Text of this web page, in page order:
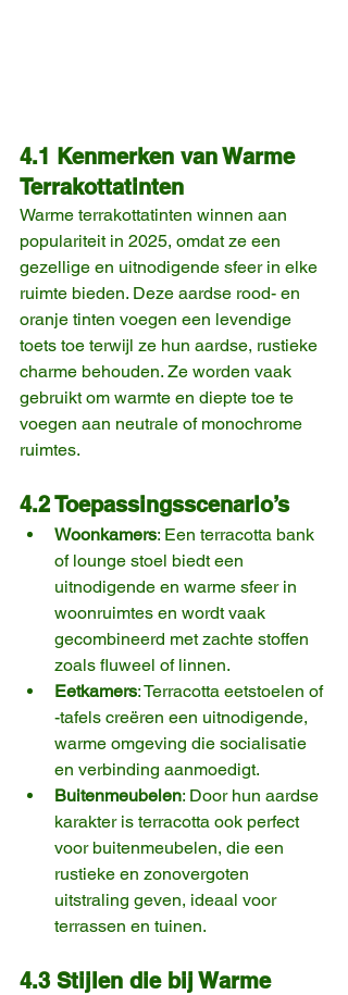
4.1 Kenmerken van Warme
Terrakottatinten
Warme terrakottatinten winnen aan
populariteit in 2025, omdat ze een
gezellige en uitnodigende sfeer in elke
ruimte bieden. Deze aardse rood- en
oranje tinten voegen een levendige
toets toe terwijl ze hun aardse, rustieke
charme behouden. Ze worden vaak
gebruikt om warmte en diepte toe te
voegen aan neutrale of monochrome
ruimtes.
4.2 Toepassingsscenario’s
Woonkamers: Een terracotta bank
of lounge stoel biedt een
uitnodigende en warme sfeer in
woonruimtes en wordt vaak
gecombineerd met zachte stoffen
zoals fluweel of linnen.
Eetkamers: Terracotta eetstoelen of
-tafels creëren een uitnodigende,
warme omgeving die socialisatie
en verbinding aanmoedigt.
Buitenmeubelen: Door hun aardse
karakter is terracotta ook perfect
voor buitenmeubelen, die een
rustieke en zonovergoten
uitstraling geven, ideaal voor
terrassen en tuinen.
4.3 Stijlen die bij Warme